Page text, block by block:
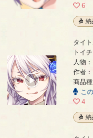
6
納
リーゼロッテ・ア
00:00
00:55
タイ
トイ
人物：
作者：
商品
こ
4
納